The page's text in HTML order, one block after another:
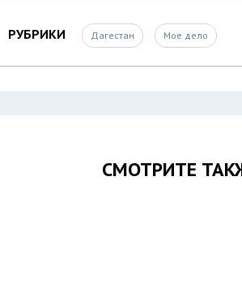
РУБРИКИ Дагестан Мое дело
СМОТРИТЕ